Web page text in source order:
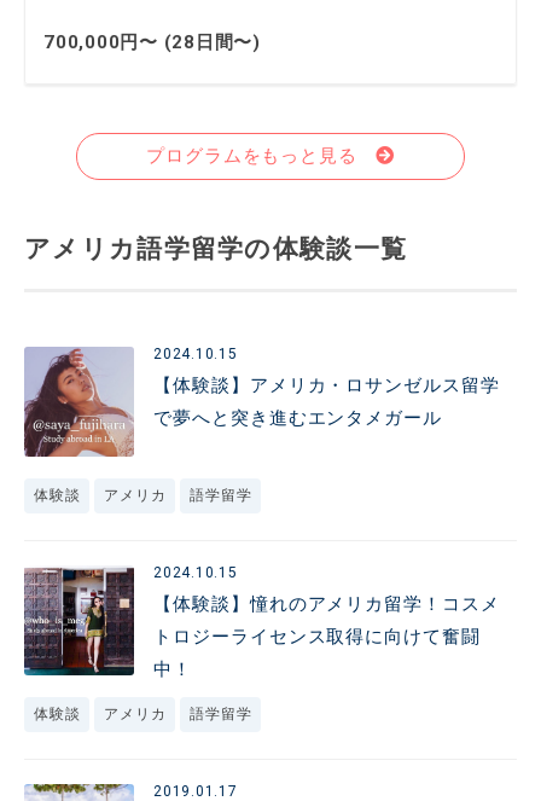
700,000円〜 (28日間〜)
プログラムをもっと見る
アメリカ語学留学の体験談一覧
2024.10.15
【体験談】アメリカ・ロサンゼルス留学
で夢へと突き進むエンタメガール
体験談 アメリカ 語学留学
2024.10.15
【体験談】憧れのアメリカ留学！コスメ
トロジーライセンス取得に向けて奮闘
中！
体験談 アメリカ 語学留学
2019.01.17